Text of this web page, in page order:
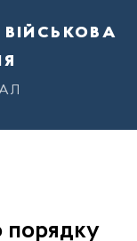
порядку